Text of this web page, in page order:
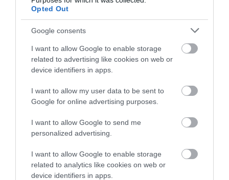
Opted Out
Google consents
I want to allow Google to enable storage
related to advertising like cookies on web or
device identifiers in apps.
I want to allow my user data to be sent to
Google for online advertising purposes.
I want to allow Google to send me
personalized advertising.
I want to allow Google to enable storage
related to analytics like cookies on web or
device identifiers in apps.
Ez is érdekelhet:Mindenkit meglepett, hol tűnt
fel idén először közösen Harry és Meghan
szerinte Harrynek már nincs családja, amelyre
igazán támaszkodhatna, és mindezt magának
Az anonimitását kérő jóbarát szerint örök igazság: ha
nem is szoros a kapcsolat a szülőkkel – bármilyen
okból kifolyólag – mindig van lehetőség az
újrakezdésre, függetlenül a korábban történtektől.